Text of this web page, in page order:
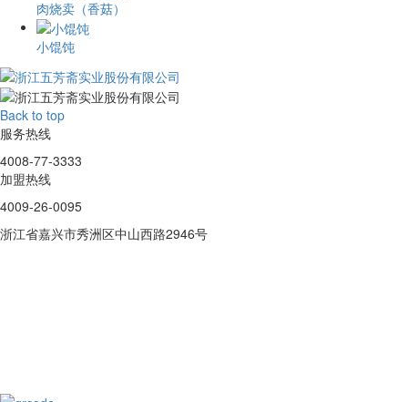
肉烧卖（香菇）
小馄饨
Back to top
服务热线
4008-77-3333
加盟热线
4009-26-0095
浙江省嘉兴市秀洲区中山西路2946号